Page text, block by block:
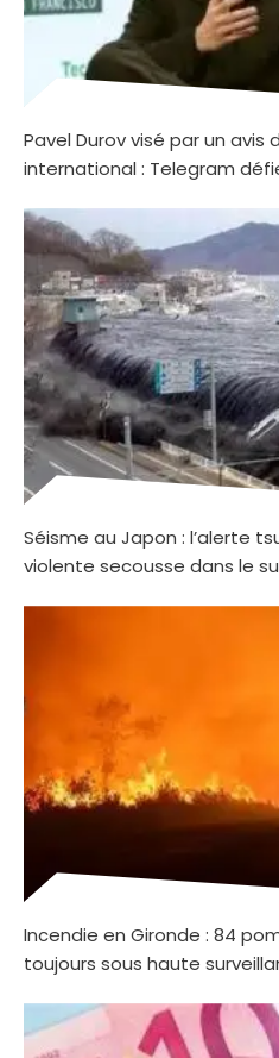
Pavel Durov visé par un avis
international : Telegram
Séisme au Japon : l’alerte
violente secousse dans le
Incendie en Gironde : 84
toujours sous haute